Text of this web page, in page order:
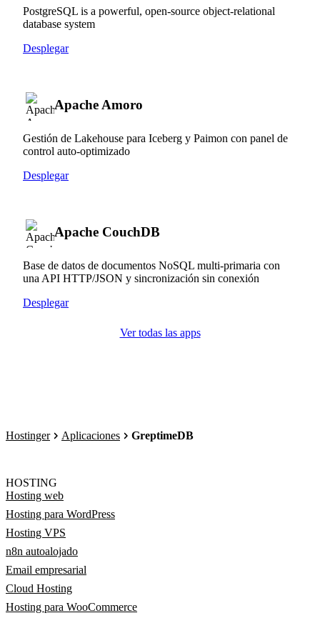
PostgreSQL is a powerful, open-source object-relational
database system
Desplegar
Apache Amoro
Gestión de Lakehouse para Iceberg y Paimon con panel de
control auto-optimizado
Desplegar
Apache CouchDB
Base de datos de documentos NoSQL multi-primaria con
una API HTTP/JSON y sincronización sin conexión
Desplegar
Ver todas las apps
Hostinger Aplicaciones GreptimeDB
HOSTING
Hosting web
Hosting para WordPress
Hosting VPS
n8n autoalojado
Email empresarial
Cloud Hosting
Hosting para WooCommerce